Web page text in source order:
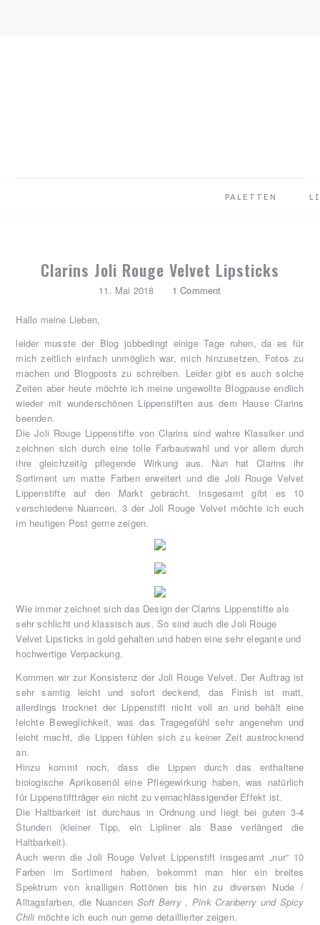
PALETTEN
Clarins Joli Rouge Velvet Lipsticks
11. Mai 2018 1 Comment
Hallo meine Lieben,
leider musste der Blog jobbedingt einige Tage ruhen, da es für
mich zeitlich einfach unmöglich war, mich hinzusetzen, Fotos zu
machen und Blogposts zu schreiben. Leider gibt es auch solche
Zeiten aber heute möchte ich meine ungewollte Blogpause endlich
wieder mit wunderschönen Lippenstiften aus dem Hause Clarins
beenden.
Die Joli Rouge Lippenstifte von Clarins sind wahre Klassiker und
zeichnen sich durch eine tolle Farbauswahl und vor allem durch
ihre gleichzeitig pflegende Wirkung aus. Nun hat Clarins ihr
Sortiment um matte Farben erweitert und die Joli Rouge Velvet
Lippenstifte auf den Markt gebracht. Insgesamt gibt es 10
verschiedene Nuancen, 3 der Joli Rouge Velvet möchte ich euch
im heutigen Post gerne zeigen.
Wie immer zeichnet sich das Design der Clarins Lippenstifte als
sehr schlicht und klassisch aus. So sind auch die Joli Rouge
Velvet Lipsticks in gold gehalten und haben eine sehr elegante und
hochwertige Verpackung.
Kommen wir zur Konsistenz der Joli Rouge Velvet. Der Auftrag ist
sehr samtig leicht und sofort deckend, das Finish ist matt,
allerdings trocknet der Lippenstift nicht voll an und behält eine
leichte Beweglichkeit, was das Tragegefühl sehr angenehm und
leicht macht, die Lippen fühlen sich zu keiner Zeit austrocknend
an.
Hinzu kommt noch, dass die Lippen durch das enthaltene
biologische Aprikosenöl eine Pflegewirkung haben, was natürlich
für Lippenstiftträger ein nicht zu vernachlässigender Effekt ist.
Die Haltbarkeit ist durchaus in Ordnung und liegt bei guten 3-4
Stunden (kleiner Tipp, ein Lipliner als Base verlängert die
Haltbarkeit).
Auch wenn die Joli Rouge Velvet Lippenstift insgesamt „nur“ 10
Farben im Sortiment haben, bekommt man hier ein breites
Spektrum von knalligen Rottönen bis hin zu diversen Nude /
Alltagsfarben, die Nuancen Soft Berry , Pink Cranberry und Spicy
Chili möchte ich euch nun gerne detaillierter zeigen.